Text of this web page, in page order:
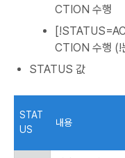
CTION 수행
CTION 수행 (!
STATUS 값
STAT
US
내용